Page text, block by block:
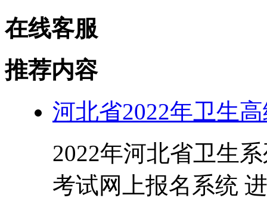
在线客服
推荐内容
河北省2022年卫生
2022年河北省卫生
考试网上报名系统